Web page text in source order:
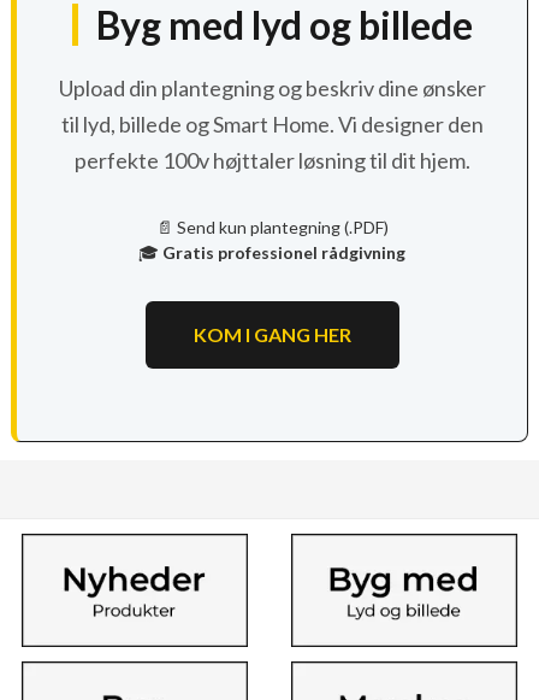
Byg med lyd og billede
Upload din plantegning og beskriv dine ønsker
til lyd, billede og Smart Home. Vi designer den
perfekte 100v højttaler løsning til dit hjem.
📄 Send kun plantegning (.PDF)
🎓 Gratis professionel rådgivning
KOM I GANG HER